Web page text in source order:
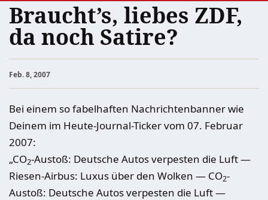
Braucht’s, liebes ZDF,
da noch Satire?
Feb. 8, 2007
Bei einem so fabelhaften Nachrichtenbanner wie
Deinem im Heute-Journal-Ticker vom 07. Februar
2007:
„CO2-Austoß: Deutsche Autos verpesten die Luft —
Riesen-Airbus: Luxus über den Wolken — CO2-
Austoß: Deutsche Autos verpesten die Luft —